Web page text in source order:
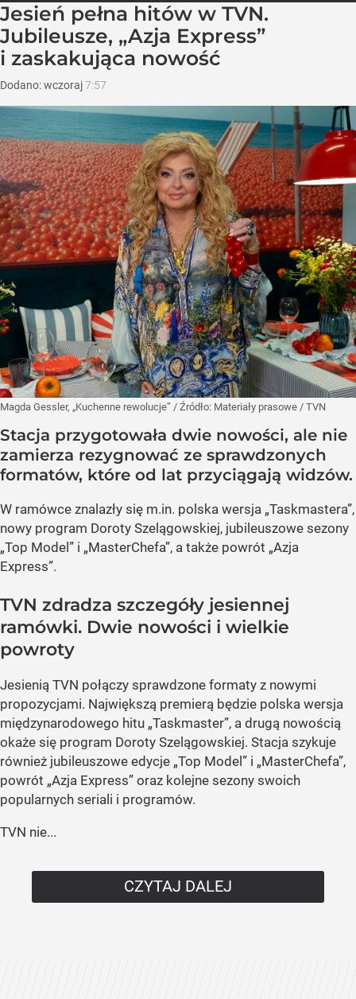
Jesień pełna hitów w TVN.
Jubileusze, „Azja Express”
i zaskakująca nowość
Dodano:wczoraj7:57
Magda Gessler, „Kuchenne rewolucje” / Źródło: Materiały prasowe / TVN
Stacja przygotowała dwie nowości, ale nie
zamierza rezygnować ze sprawdzonych
formatów, które od lat przyciągają widzów.
W ramówce znalazły się m.in. polska wersja „Taskmastera”,
nowy program Doroty Szelągowskiej, jubileuszowe sezony
„Top Model” i „MasterChefa”, a także powrót „Azja
Express”.
TVN zdradza szczegóły jesiennej
ramówki. Dwie nowości i wielkie
powroty
Jesienią TVN połączy sprawdzone formaty z nowymi
propozycjami. Największą premierą będzie polska wersja
międzynarodowego hitu „Taskmaster”, a drugą nowością
okaże się program Doroty Szelągowskiej. Stacja szykuje
również jubileuszowe edycje „Top Model” i „MasterChefa”,
powrót „Azja Express” oraz kolejne sezony swoich
popularnych seriali i programów.
TVN nie...
CZYTAJ DALEJ